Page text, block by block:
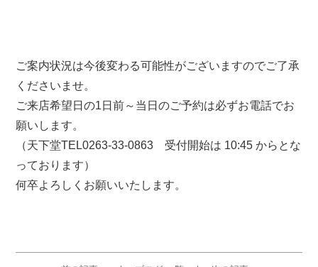
ご案内状況は今後変わる可能性がございますのでご了承
くださいませ。
ご来店希望日の1日前～当日のご予約は必ずお電話でお
願いします。
（天下堂TEL0263-33-0863 受付開始は 10:45 からとな
っております）
何卒よろしくお願いいたします。